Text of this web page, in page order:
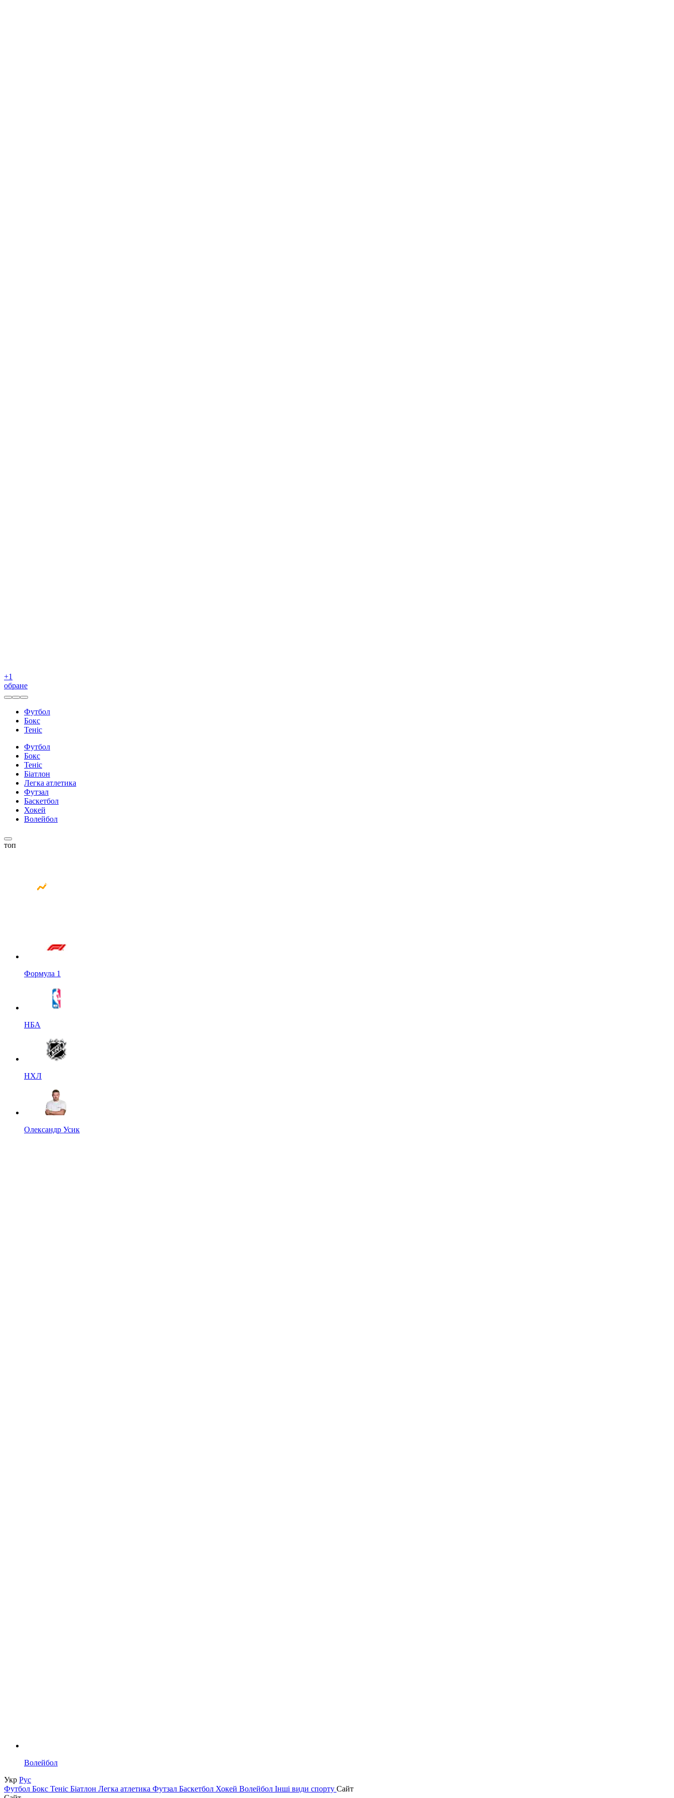
+1
обране
Футбол
Бокс
Теніс
Футбол
Бокс
Теніс
Біатлон
Легка атлетика
Футзал
Баскетбол
Хокей
Волейбол
топ
Формула 1
НБА
НХЛ
Олександр Усик
Волейбол
Укр Рус
Футбол Бокс Теніс Біатлон Легка атлетика Футзал Баскетбол Хокей Волейбол Інші види спорту Сайт